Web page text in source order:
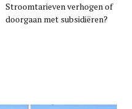
Stroomtarieven verhogen of
doorgaan met subsidiëren?